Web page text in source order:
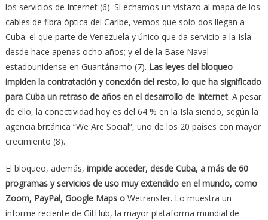
los servicios de Internet (6). Si echamos un vistazo al mapa de los
cables de fibra óptica del Caribe, vemos que solo dos llegan a
Cuba: el que parte de Venezuela y único que da servicio a la Isla
desde hace apenas ocho años; y el de la Base Naval
estadounidense en Guantánamo (7). Las leyes del bloqueo
impiden la contratación y conexión del resto, lo que ha significado
para Cuba un retraso de años en el desarrollo de Internet. A pesar
de ello, la conectividad hoy es del 64 % en la Isla siendo, según la
agencia británica “We Are Social”, uno de los 20 países con mayor
crecimiento (8).
El bloqueo, además, impide acceder, desde Cuba, a más de 60
programas y servicios de uso muy extendido en el mundo, como
Zoom, PayPal, Google Maps oWetransfer. Lo muestra un
informe reciente de GitHub, la mayor plataforma mundial de